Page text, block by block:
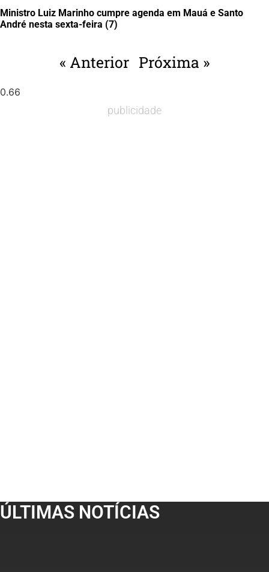
Ministro Luiz Marinho cumpre agenda em Mauá e Santo
André nesta sexta-feira (7)
« Anterior Próxima »
publicidade
ÚLTIMAS NOTÍCIAS